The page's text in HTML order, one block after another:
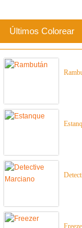
Últimos Colorear